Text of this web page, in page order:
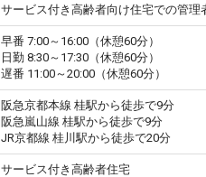
サービス付き高齢者向け住宅での管
早番 7:00～16:00（休憩60分）
日勤 8:30～17:30（休憩60分）
遅番 11:00～20:00（休憩60分）
阪急京都本線 桂駅から徒歩で9分
阪急嵐山線 桂駅から徒歩で9分
JR京都線 桂川駅から徒歩で20分
サービス付き高齢者住宅